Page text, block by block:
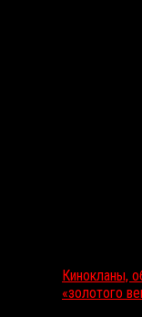
Кинокланы,
«золотого